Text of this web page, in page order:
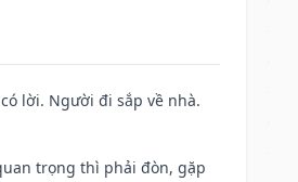
lời. Người đi sắp về nhà.
trọng thì phải đòn, gặp